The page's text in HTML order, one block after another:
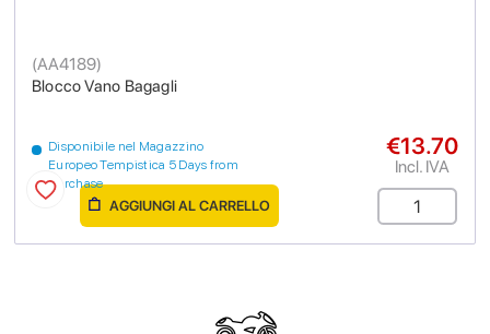
Blocco Vano Bagagli
(AA4189)
Disponibile nel Magazzino
Europeo Tempistica 5 Days from
purchase
€13.70
Incl. IVA
AGGIUNGI AL CARRELLO